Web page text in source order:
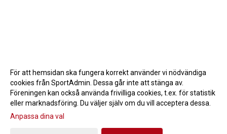
Gå till Webbversion
För att hemsidan ska fungera korrekt använder vi nödvändiga
cookies från SportAdmin. Dessa går inte att stänga av.
Föreningen kan också använda frivilliga cookies, t.ex. för statistik
eller marknadsföring. Du väljer själv om du vill acceptera dessa.
Anpassa dina val